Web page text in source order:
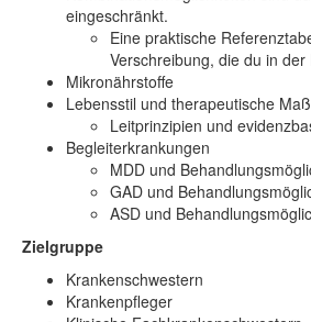
eingeschränkt.
Eine praktische
Verschreibung, die du in
Mikronährstoffe
Lebensstil und therapeutische
Leitprinzipien und
Begleiterkrankungen
MDD und
GAD und
ASD und
Zielgruppe
Krankenschwestern
Krankenpfleger